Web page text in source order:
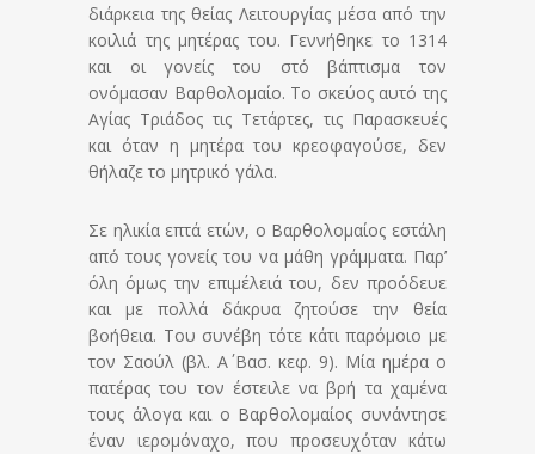
διάρκεια της θείας Λειτουργίας μέσα από την
κοιλιά της μητέρας του. Γεννήθηκε το 1314
και οι γονείς του στό βάπτισμα τον
ονόμασαν Βαρθολομαίο. Το σκεύος αυτό της
Αγίας Τριάδος τις Τετάρτες, τις Παρασκευές
και όταν η μητέρα του κρεοφαγούσε, δεν
θήλαζε το μητρικό γάλα.
Σε ηλικία επτά ετών, ο Βαρθολομαίος εστάλη
από τους γονείς του να μάθη γράμματα. Παρ’
όλη όμως την επιμέλειά του, δεν προόδευε
και με πολλά δάκρυα ζητούσε την θεία
βοήθεια. Του συνέβη τότε κάτι παρόμοιο με
τον Σαούλ (βλ. Α΄ Βασ. κεφ. 9). Μία ημέρα ο
πατέρας του τον έστειλε να βρή τα χαμένα
τους άλογα και ο Βαρθολομαίος συνάντησε
έναν ιερομόναχο, που προσευχόταν κάτω